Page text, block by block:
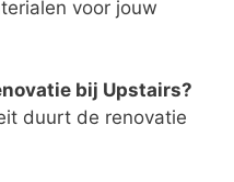
voor jouw
bij Upstairs?
duurt de renovatie